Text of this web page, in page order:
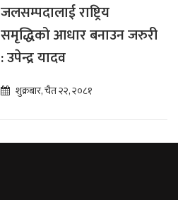
जलसम्पदालाई राष्ट्रिय
समृद्धिको आधार बनाउन जरुरी
: उपेन्द्र यादव
शुक्रबार, चैत २२, २०८१